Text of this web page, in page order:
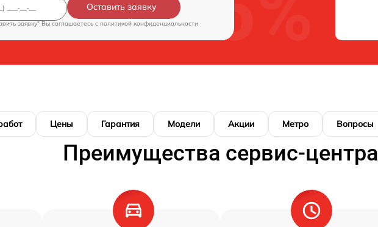
Оставить заявку
заявку" Вы соглашаетесь c политикой конфиденциальности
Цены Гарантия Модели Акции Метро Вопросы
Преимущества сервис-центра